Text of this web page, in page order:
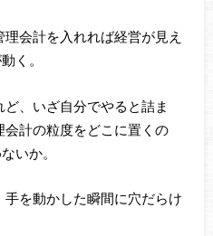
会計を入れれば経営が見え
く。
、いざ自分でやると詰ま
計の粒度をどこに置くの
いか。
を動かした瞬間に穴だらけ